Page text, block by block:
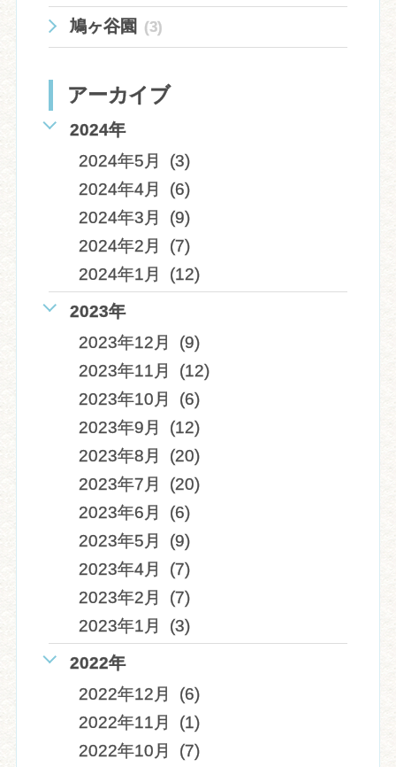
鳩ヶ谷園 (3)
アーカイブ
2024年
2024年5月 (3)
2024年4月 (6)
2024年3月 (9)
2024年2月 (7)
2024年1月 (12)
2023年
2023年12月 (9)
2023年11月 (12)
2023年10月 (6)
2023年9月 (12)
2023年8月 (20)
2023年7月 (20)
2023年6月 (6)
2023年5月 (9)
2023年4月 (7)
2023年2月 (7)
2023年1月 (3)
2022年
2022年12月 (6)
2022年11月 (1)
2022年10月 (7)